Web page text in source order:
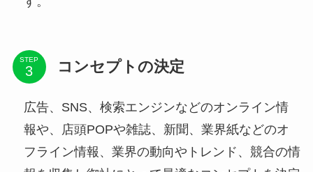
STEP コンセプトの決定
広告、SNS、検索エンジンなどのオンライン情
報や、店頭POPや雑誌、新聞、業界紙などのオ
フライン情報、業界の動向やトレンド、競合の情